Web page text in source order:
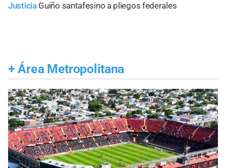
Justicia Guiño santafesino a pliegos federales
+ Área Metropolitana